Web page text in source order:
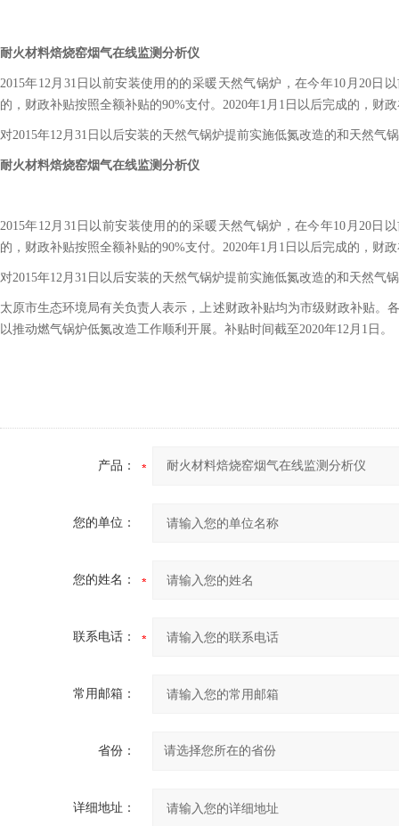
耐火材料焙烧窑烟气在线监测分析仪
2015年12月31日以前安装使用的的采暖天然气锅炉，在今年10月20日
的，财政补贴按照全额补贴的90%支付。2020年1月1日以后完成的，财
对2015年12月31日以后安装的天然气锅炉提前实施低氮改造的和天然
耐火材料焙烧窑烟气在线监测分析仪
2015年12月31日以前安装使用的的采暖天然气锅炉，在今年10月20日
的，财政补贴按照全额补贴的90%支付。2020年1月1日以后完成的，财
对2015年12月31日以后安装的天然气锅炉提前实施低氮改造的和天然
太原市生态环境局有关负责人表示，上述财政补贴均为市级财政补贴
以推动燃气锅炉低氮改造工作顺利开展。补贴时间截至2020年12月1日。
产品：
您的单位：
您的姓名：
联系电话：
常用邮箱：
省份：
详细地址：